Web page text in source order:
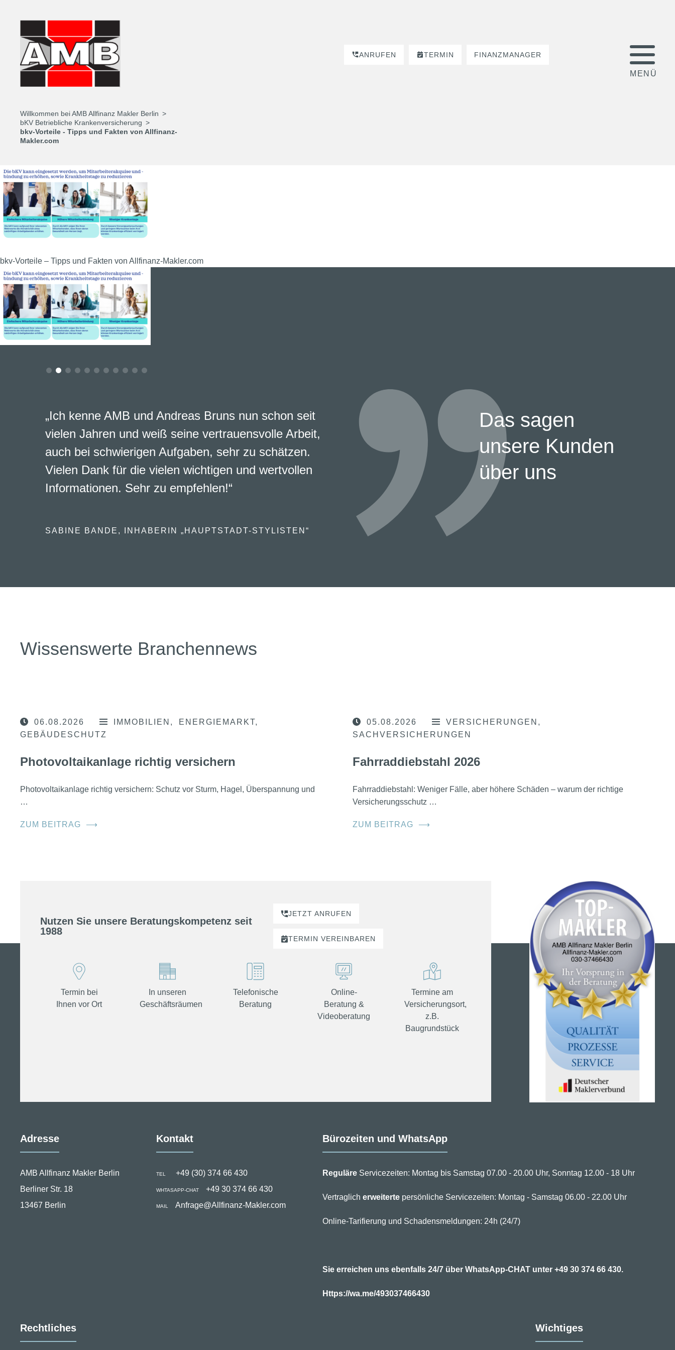
ANRUFEN TERMIN FINANZMANAGER
Willkommen bei AMB Allfinanz Makler Berlin
bKV Betriebliche Krankenversicherung
bkv-Vorteile - Tipps und Fakten von Allfinanz-
Makler.com
bkv-Vorteile – Tipps und Fakten von Allfinanz-Makler.com
Das sagen
unsere Kunden
über uns
„Ich kenne AMB und Andreas Bruns nun schon seit
vielen Jahren und weiß seine vertrauensvolle Arbeit,
auch bei schwierigen Aufgaben, sehr zu schätzen.
Vielen Dank für die vielen wichtigen und wertvollen
Informationen. Sehr zu empfehlen!“
SABINE BANDE, INHABERIN „HAUPTSTADT-STYLISTEN“
Wissenswerte Branchennews
06.08.2026 IMMOBILIEN
ENERGIEMARKT
GEBÄUDESCHUTZ
Photovoltaikanlage richtig versichern
Photovoltaikanlage richtig versichern: Schutz vor Sturm, Hagel, Überspannung und
…
ZUM BEITRAG ⟶
05.08.2026
VERSICHERUNGEN
SACHVERSICHERUNGEN
Fahrraddiebstahl 2026
Fahrraddiebstahl: Weniger Fälle, aber höhere Schäden – warum der richtige
Versicherungsschutz …
ZUM BEITRAG ⟶
Nutzen Sie unsere Beratungskompetenz seit
1988
JETZT ANRUFEN
TERMIN VEREINBAREN
Termin bei
Ihnen vor Ort
In unseren
Geschäftsräumen
Telefonische
Beratung
Online-
Beratung &
Videoberatung
Termine am
Versicherungsort,
z.B.
Baugrundstück
Adresse
AMB Allfinanz Makler Berlin
Berliner Str. 18
13467 Berlin
Kontakt
TEL +49 (30) 374 66 430
WHTASAPP-CHAT +49 30 374 66 430
MAIL Anfrage@Allfinanz-Makler.com
Bürozeiten und WhatsApp
ReguläreServicezeiten: Montag bis Samstag 07.00 - 20.00 Uhr, Sonntag 12.00 - 18 Uhr
Vertraglich erweitertepersönliche Servicezeiten: Montag - Samstag 06.00 - 22.00 Uhr
Online-Tarifierung und Schadensmeldungen: 24h (24/7)
Sie erreichen uns ebenfalls 24/7 über WhatsApp-CHAT unter +49 30 374 66 430.
Https://wa.me/493037466430
Rechtliches Wichtiges